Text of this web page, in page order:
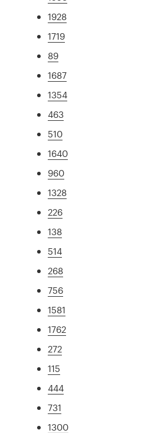
1928
1719
89
1687
1354
463
510
1640
960
1328
226
138
514
268
756
1581
1762
272
115
444
731
1300